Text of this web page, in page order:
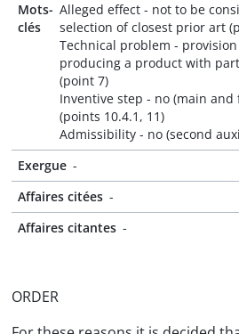
Mots-
clés
Alleged effect - not to be
selection of closest prior art
Technical problem -
producing a product with
(point 7)
Inventive step - no (main
(points 10.4.1, 11)
Admissibility - no (second
Exergue -
Affaires citées -
Affaires citantes -
ORDER